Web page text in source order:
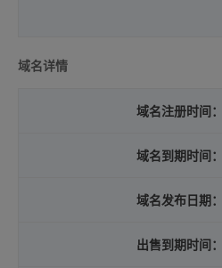
域名详情
域名注册时间：
域名到期时间：
域名发布日期：
出售到期时间：